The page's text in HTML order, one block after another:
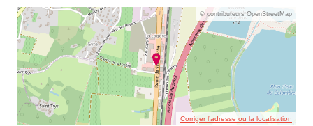
© contributeurs OpenStreetMap
Corriger l’adresse ou la localisation